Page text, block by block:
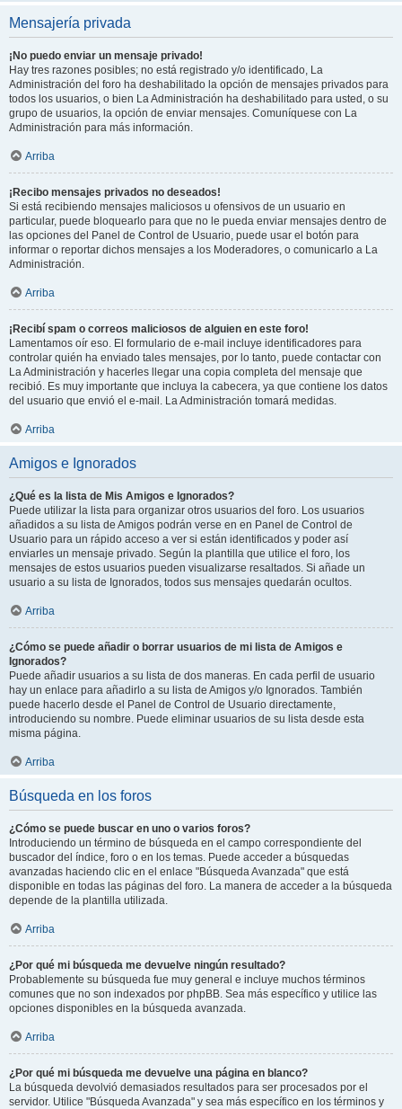
Mensajería privada
¡No puedo enviar un mensaje privado!
Hay tres razones posibles; no está registrado y/o identificado, La
Administración del foro ha deshabilitado la opción de mensajes privados para
todos los usuarios, o bien La Administración ha deshabilitado para usted, o su
grupo de usuarios, la opción de enviar mensajes. Comuníquese con La
Administración para más información.
Arriba
¡Recibo mensajes privados no deseados!
Si está recibiendo mensajes maliciosos u ofensivos de un usuario en
particular, puede bloquearlo para que no le pueda enviar mensajes dentro de
las opciones del Panel de Control de Usuario, puede usar el botón para
informar o reportar dichos mensajes a los Moderadores, o comunicarlo a La
Administración.
Arriba
¡Recibí spam o correos maliciosos de alguien en este foro!
Lamentamos oír eso. El formulario de e-mail incluye identificadores para
controlar quién ha enviado tales mensajes, por lo tanto, puede contactar con
La Administración y hacerles llegar una copia completa del mensaje que
recibió. Es muy importante que incluya la cabecera, ya que contiene los datos
del usuario que envió el e-mail. La Administración tomará medidas.
Arriba
Amigos e Ignorados
¿Qué es la lista de Mis Amigos e Ignorados?
Puede utilizar la lista para organizar otros usuarios del foro. Los usuarios
añadidos a su lista de Amigos podrán verse en en Panel de Control de
Usuario para un rápido acceso a ver si están identificados y poder así
enviarles un mensaje privado. Según la plantilla que utilice el foro, los
mensajes de estos usuarios pueden visualizarse resaltados. Si añade un
usuario a su lista de Ignorados, todos sus mensajes quedarán ocultos.
Arriba
¿Cómo se puede añadir o borrar usuarios de mi lista de Amigos e
Ignorados?
Puede añadir usuarios a su lista de dos maneras. En cada perfil de usuario
hay un enlace para añadirlo a su lista de Amigos y/o Ignorados. También
puede hacerlo desde el Panel de Control de Usuario directamente,
introduciendo su nombre. Puede eliminar usuarios de su lista desde esta
misma página.
Arriba
Búsqueda en los foros
¿Cómo se puede buscar en uno o varios foros?
Introduciendo un término de búsqueda en el campo correspondiente del
buscador del índice, foro o en los temas. Puede acceder a búsquedas
avanzadas haciendo clic en el enlace "Búsqueda Avanzada" que está
disponible en todas las páginas del foro. La manera de acceder a la búsqueda
depende de la plantilla utilizada.
Arriba
¿Por qué mi búsqueda me devuelve ningún resultado?
Probablemente su búsqueda fue muy general e incluye muchos términos
comunes que no son indexados por phpBB. Sea más específico y utilice las
opciones disponibles en la búsqueda avanzada.
Arriba
¿Por qué mi búsqueda me devuelve una página en blanco?
La búsqueda devolvió demasiados resultados para ser procesados por el
servidor. Utilice "Búsqueda Avanzada" y sea más específico en los términos y